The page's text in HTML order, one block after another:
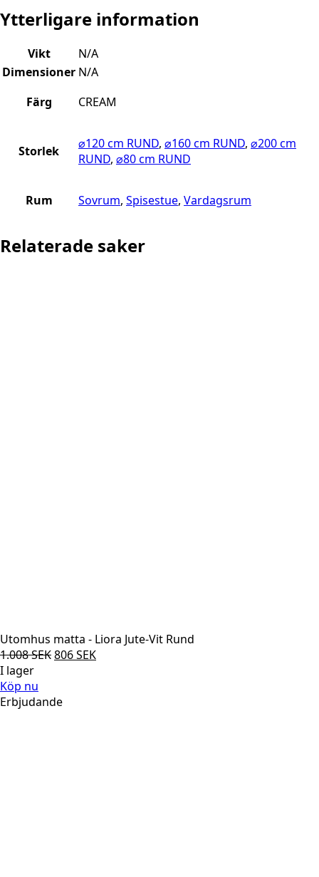
Ytterligare information
Vikt
N/A
Dimensioner N/A
Färg
CREAM
Storlek ⌀120 cm RUND, ⌀160 cm RUND, ⌀200 cm
RUND, ⌀80 cm RUND
Rum Sovrum, Spisestue, Vardagsrum
Relaterade saker
Utomhus matta - Liora Jute-Vit Rund
1.008SEKDet
var:
806SEKDet
I lager
Köp nu
Erbjudande